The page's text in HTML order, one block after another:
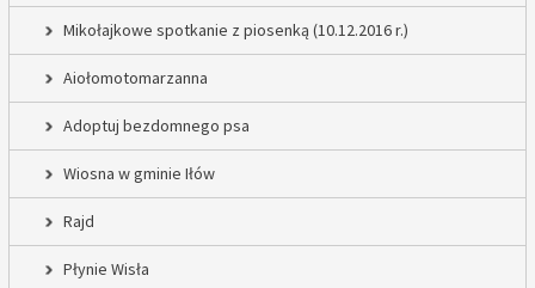
Mikołajkowe spotkanie z piosenką (10.12.2016 r.)
Aiołomotomarzanna
Adoptuj bezdomnego psa
Wiosna w gminie Iłów
Rajd
Płynie Wisła